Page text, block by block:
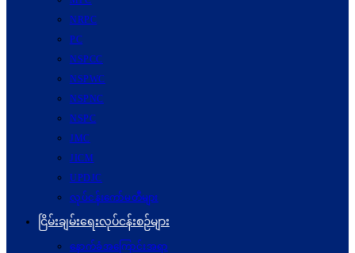
NRPC
PC
NSPCC
NSPWC
NSPNC
NSPC
JMC
JICM
UPDJC
လုပ်ငန်းကော်မတီများ
ငြိမ်းချမ်းရေးလုပ်ငန်းစဉ်များ
နောက်ခံအကြောင်းအရာ